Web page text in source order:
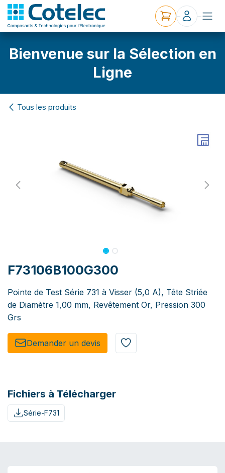
Bienvenue sur la Sélection en
Ligne
Tous les produits
F73106B100G300
Pointe de Test Série 731 à Visser (5,0 A), Tête Striée
de Diamètre 1,00 mm, Revêtement Or, Pression 300
Grs
Demander un de​​vis​​
Fichiers à Télécharger
Série-F731